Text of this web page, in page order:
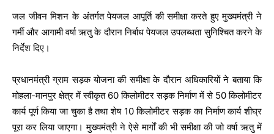
जल जीवन मिशन के अंतर्गत पेयजल आपूर्ति की समीक्षा करते हुए मुख्यमंत्री ने
गर्मी और आगामी वर्षा ऋतु के दौरान निर्बाध पेयजल उपलब्धता सुनिश्चित करने के
निर्देश दिए।
प्रधानमंत्री ग्राम सड़क योजना की समीक्षा के दौरान अधिकारियों ने बताया कि
मोहला-मानपुर क्षेत्र में स्वीकृत 60 किलोमीटर सड़क निर्माण में से 50 किलोमीटर
कार्य पूर्ण किया जा चुका है तथा शेष 10 किलोमीटर सड़क का निर्माण कार्य शीघ्र
पूरा कर लिया जाएगा। मुख्यमंत्री ने ऐसे मार्गों की भी समीक्षा की जो वर्षा ऋतु में